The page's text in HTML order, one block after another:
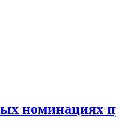
номинациях